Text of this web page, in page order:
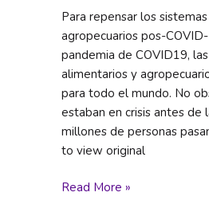
Para repensar los
agropecuarios pos-
pandemia de COVID19,
alimentarios y
para todo el mundo. No
estaban en crisis antes de
millones de personas
to view original
Patear
Read More »